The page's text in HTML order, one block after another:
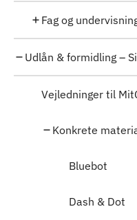
Fag og
Udlån & formidling –
Vejledninger til
Konkrete
Bluebot
Dash & Dot